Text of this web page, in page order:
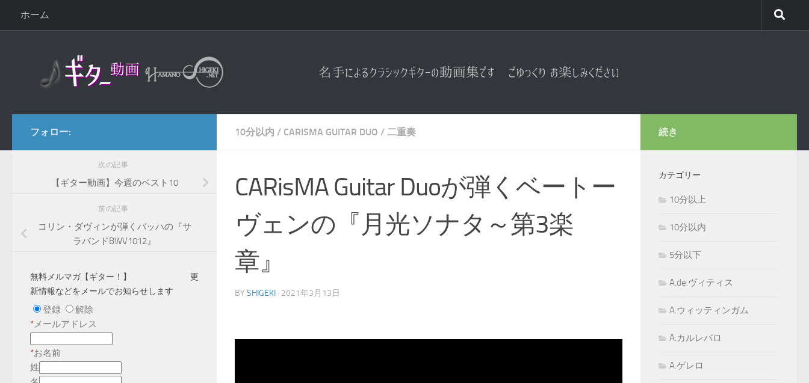
コンテンツへスキップ
ホーム
10分以内 / CARISMA GUITAR DUO / 二重奏
CARisMA Guitar Duoが弾くベートー
ヴェンの『月光ソナタ～第3楽
章』
BY SHIGEKI · 2021年3月13日
フォロー:
次の記事
【ギター動画】今週のベスト10
前の記事
コリン・ダヴィンが弾くバッハの『サ
ラバンドBWV1012』
無料メルマガ【ギター！】 更
新情報などをメールでお知らせします
登録
解除
* メールアドレス
*お名前
姓
続き
カテゴリー
10分以上
10分以内
5分以下
A.de.ヴィティス
A.ウィッティンガム
A.カルレバロ
A.ゲレロ